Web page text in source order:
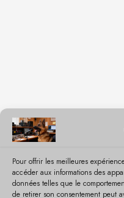
Pour offrir les meilleures
accéder aux informations des
données telles que le
de retirer son consentement peut